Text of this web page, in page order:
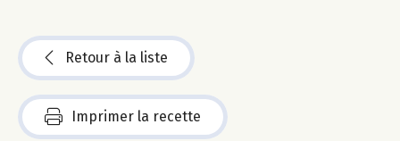
Retour à la liste
Imprimer la recette